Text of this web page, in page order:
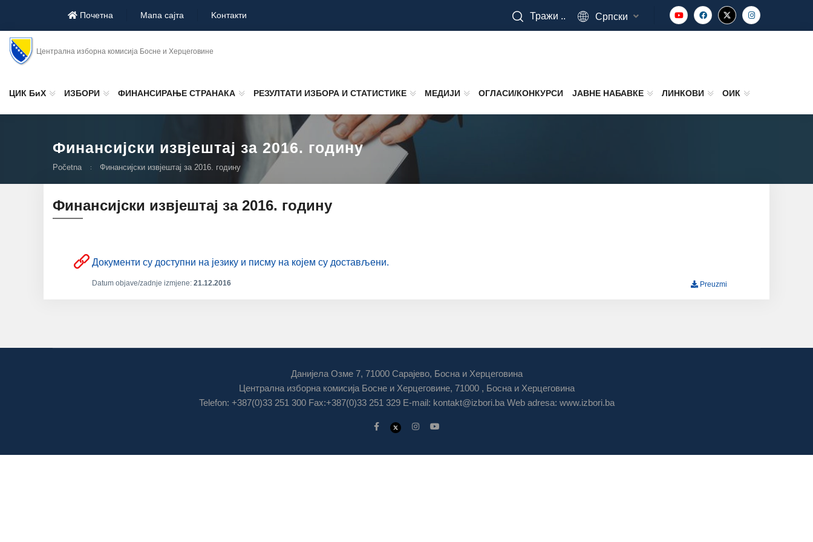
Почетна Мапа сајта Koнтакти Тражи .. Српски
Централна изборна комисија Босне и Херцеговине
ЦИК БиХ ИЗБОРИ ФИНАНСИРАЊЕ СТРАНАКА РЕЗУЛТАТИ ИЗБОРА И СТАТИСТИКЕ МЕДИЈИ ОГЛАСИ/КОНКУРСИ ЈАВНЕ НАБАВКЕ ЛИНКОВИ ОИК
Финансијски извјештај за 2016. годину
Početna Финансијски извјештај за 2016. годину
Финансијски извјештај за 2016. годину
Дoкумeнти су дoступни нa jeзику и писму нa кojeм су дoстaвљeни.
Datum objave/zadnje izmjene: 21.12.2016 Preuzmi
Данијела Озме 7, 71000 Сарајево, Босна и Херцеговина
Централна изборна комисија Босне и Херцеговине, 71000 , Босна и Херцеговина
Telefon: +387(0)33 251 300 Fax:+387(0)33 251 329 E-mail: kontakt@izbori.baWeb adresa: www.izbori.ba